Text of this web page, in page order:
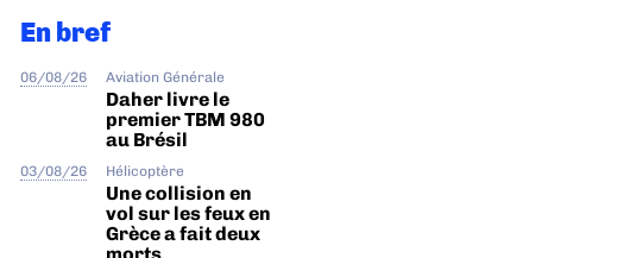
En bref
06/08/26 Aviation Générale
Daher livre le
premier TBM 980
au Brésil
03/08/26 Hélicoptère
Une collision en
vol sur les feux en
Grèce a fait deux
morts